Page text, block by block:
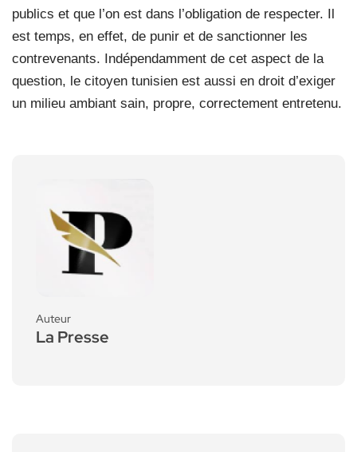
publics et que l’on est dans l’obligation de respecter. Il
est temps, en effet, de punir et de sanctionner les
contrevenants. Indépendamment de cet aspect de la
question, le citoyen tunisien est aussi en droit d’exiger
un milieu ambiant sain, propre, correctement entretenu.
Auteur
La Presse